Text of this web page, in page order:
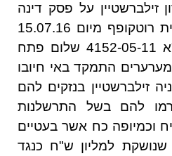
זילברשטיין על פסק דינה
של כב' השופטת אשרית רוטקופף מיום 15.07.16
אשר ניתן במסגרת ת"א 4152-05-11 שלום פתח
התמקד באי חיובו
מתניה זילברשטיין בנזקים להם
להם בשל התרשלנות
וכמיופה כח אשר בעטיים
למליון ש"ח כנגד